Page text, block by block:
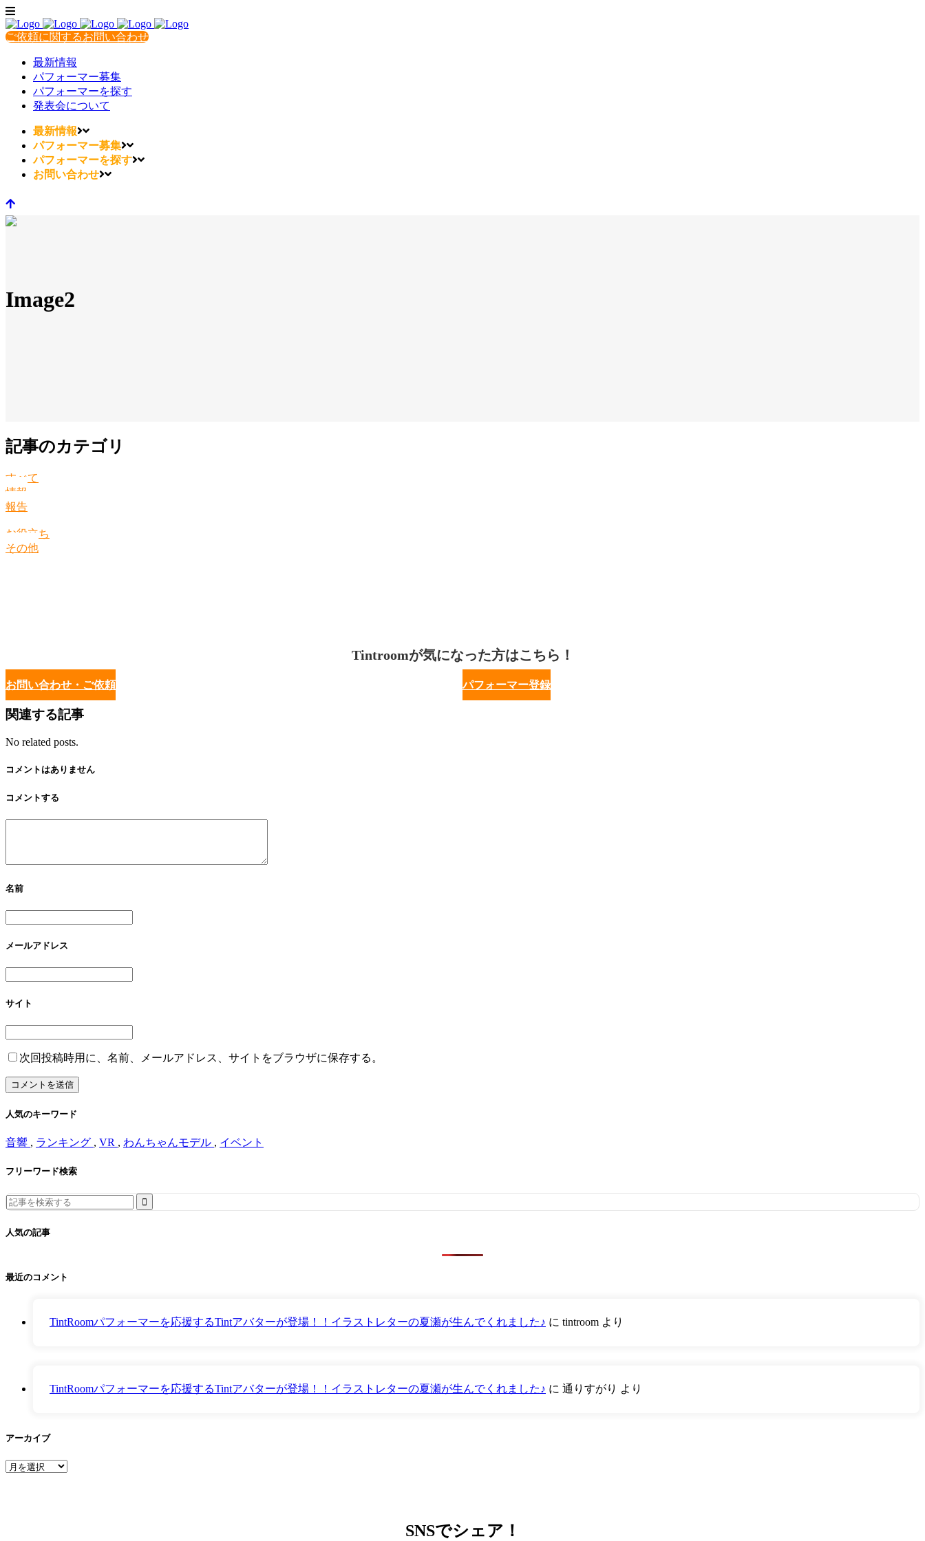
ご依頼に関するお問い合わせ
最新情報
パフォーマー募集
パフォーマーを探す
発表会について
最新情報
パフォーマー募集
パフォーマーを探す
お問い合わせ
Image2
記事のカテゴリ
すべて
情報
報告
お役立ち
その他
Tintroomが気になった方はこちら！
お問い合わせ・ご依頼 パフォーマー登録
関連する記事
No related posts.
コメントはありません
コメントする
名前
メールアドレス
サイト
次回投稿時用に、名前、メールアドレス、サイトをブラウザに保存する。
人気のキーワード
音響 , ランキング , VR , わんちゃんモデル , イベント
フリーワード検索
Search
for:
人気の記事
最近のコメント
TintRoomパフォーマーを応援するTintアバターが登場！！イラストレターの夏瀬が生んでくれました♪ に tintroom より
TintRoomパフォーマーを応援するTintアバターが登場！！イラストレターの夏瀬が生んでくれました♪ に 通りすがり より
アーカイブ
ア
SNSでシェア！